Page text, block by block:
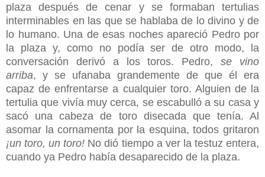
plaza después de cenar y se formaban tertulias
interminables en las que se hablaba de lo divino y de
lo humano. Una de esas noches apareció Pedro por
la plaza y, como no podía ser de otro modo, la
conversación derivó a los toros. Pedro,se vino
arriba, y se ufanaba grandemente de que él era
capaz de enfrentarse a cualquier toro. Alguien de la
tertulia que vivía muy cerca, se escabulló a su casa y
sacó una cabeza de toro disecada que tenía. Al
asomar la cornamenta por la esquina, todos gritaron
¡un toro, un toro! No dió tiempo a ver la testuz entera,
cuando ya Pedro había desaparecido de la plaza.